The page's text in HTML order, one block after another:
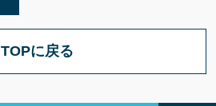
TOPに戻る